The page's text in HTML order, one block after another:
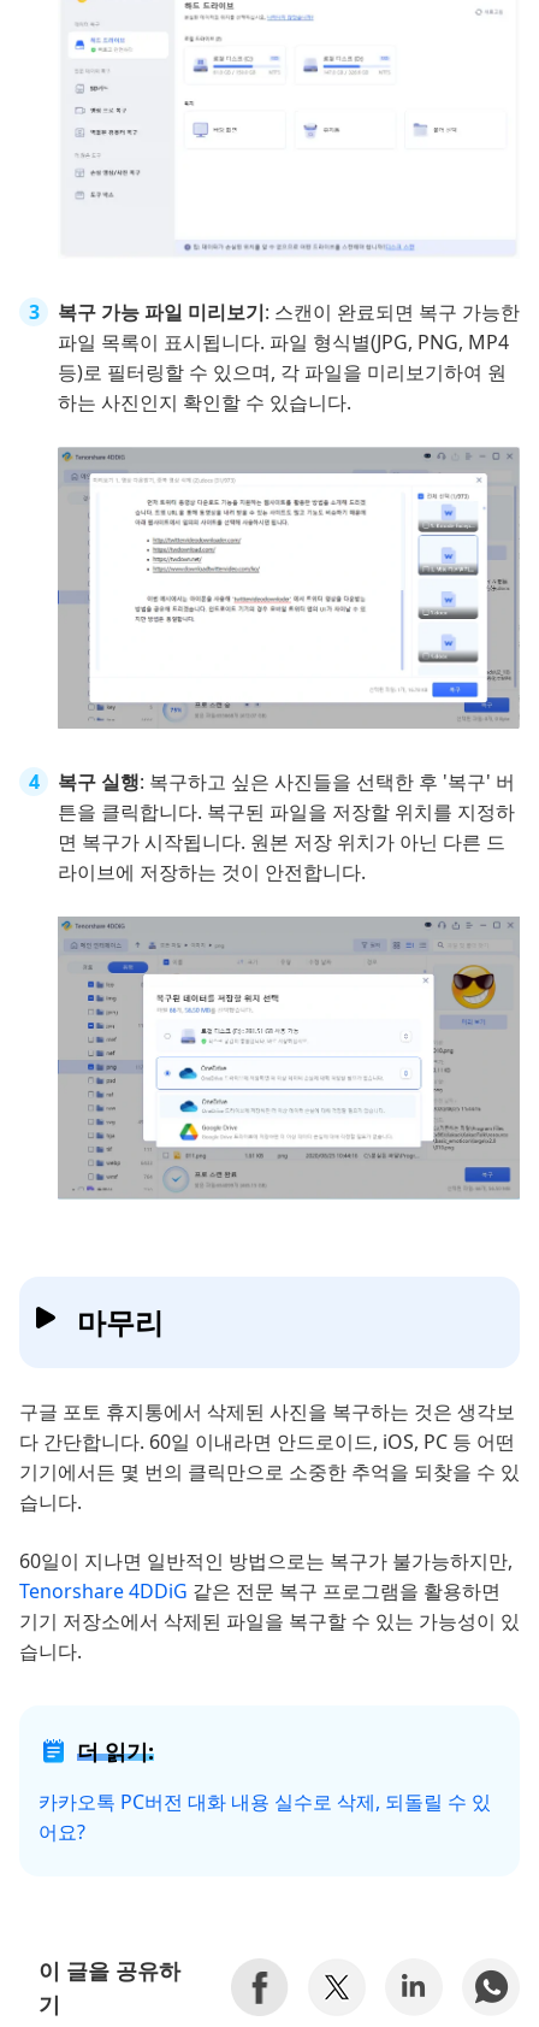
복구 가능 파일 미리보기: 스캔이 완료되면 복구 가능한
파일 목록이 표시됩니다. 파일 형식별(JPG, PNG, MP4
등)로 필터링할 수 있으며, 각 파일을 미리보기하여 원
하는 사진인지 확인할 수 있습니다.
복구 실행: 복구하고 싶은 사진들을 선택한 후 '복구' 버
튼을 클릭합니다. 복구된 파일을 저장할 위치를 지정하
면 복구가 시작됩니다. 원본 저장 위치가 아닌 다른 드
라이브에 저장하는 것이 안전합니다.
마무리
구글 포토 휴지통에서 삭제된 사진을 복구하는 것은 생각보
다 간단합니다. 60일 이내라면 안드로이드, iOS, PC 등 어떤
기기에서든 몇 번의 클릭만으로 소중한 추억을 되찾을 수 있
습니다.
60일이 지나면 일반적인 방법으로는 복구가 불가능하지만,
Tenorshare 4DDiG 같은 전문 복구 프로그램을 활용하면
기기 저장소에서 삭제된 파일을 복구할 수 있는 가능성이 있
습니다.
더 읽기:
카카오톡 PC버전 대화 내용 실수로 삭제, 되돌릴 수 있
어요?
이 글을 공유하
기